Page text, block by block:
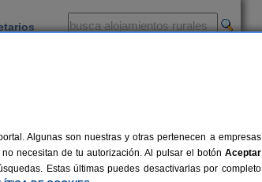
Algunas son nuestras y otras pertenecen a empresas
necesitan de tu autorización. Al pulsar el botón Aceptar
Estas últimas puedes desactivarlas por completo